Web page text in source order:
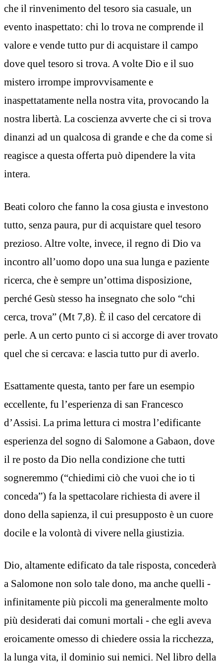
che il rinvenimento del tesoro sia casuale, un
evento inaspettato: chi lo trova ne comprende il
valore e vende tutto pur di acquistare il campo
dove quel tesoro si trova. A volte Dio e il suo
mistero irrompe improvvisamente e
inaspettatamente nella nostra vita, provocando la
nostra libertà. La coscienza avverte che ci si trova
dinanzi ad un qualcosa di grande e che da come si
reagisce a questa offerta può dipendere la vita
intera.
Beati coloro che fanno la cosa giusta e investono
tutto, senza paura, pur di acquistare quel tesoro
prezioso. Altre volte, invece, il regno di Dio va
incontro all’uomo dopo una sua lunga e paziente
ricerca, che è sempre un’ottima disposizione,
perché Gesù stesso ha insegnato che solo “chi
cerca, trova” (Mt 7,8). È il caso del cercatore di
perle. A un certo punto ci si accorge di aver trovato
quel che si cercava: e lascia tutto pur di averlo.
Esattamente questa, tanto per fare un esempio
eccellente, fu l’esperienza di san Francesco
d’Assisi. La prima lettura ci mostra l’edificante
esperienza del sogno di Salomone a Gabaon, dove
il re posto da Dio nella condizione che tutti
sogneremmo (“chiedimi ciò che vuoi che io ti
conceda”) fa la spettacolare richiesta di avere il
dono della sapienza, il cui presupposto è un cuore
docile e la volontà di vivere nella giustizia.
Dio, altamente edificato da tale risposta, concederà
a Salomone non solo tale dono, ma anche quelli -
infinitamente più piccoli ma generalmente molto
più desiderati dai comuni mortali - che egli aveva
eroicamente omesso di chiedere ossia la ricchezza,
la lunga vita, il dominio sui nemici. Nel libro della